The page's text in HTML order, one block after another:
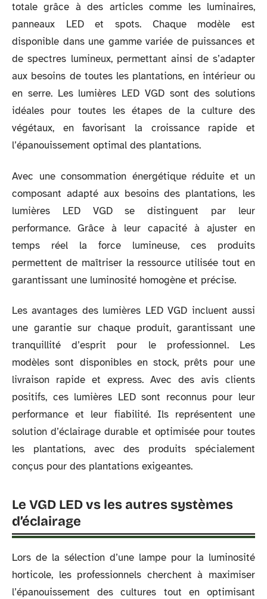
totale grâce à des articles comme les luminaires,
panneaux LED et spots. Chaque modèle est
disponible dans une gamme variée de puissances et
de spectres lumineux, permettant ainsi de s’adapter
aux besoins de toutes les plantations, en intérieur ou
en serre. Les lumières LED VGD sont des solutions
idéales pour toutes les étapes de la culture des
végétaux, en favorisant la croissance rapide et
l’épanouissement optimal des plantations.
Avec une consommation énergétique réduite et un
composant adapté aux besoins des plantations, les
lumières LED VGD se distinguent par leur
performance. Grâce à leur capacité à ajuster en
temps réel la force lumineuse, ces produits
permettent de maîtriser la ressource utilisée tout en
garantissant une luminosité homogène et précise.
Les avantages des lumières LED VGD incluent aussi
une garantie sur chaque produit, garantissant une
tranquillité d’esprit pour le professionnel. Les
modèles sont disponibles en stock, prêts pour une
livraison rapide et express. Avec des avis clients
positifs, ces lumières LED sont reconnus pour leur
performance et leur fiabilité. Ils représentent une
solution d’éclairage durable et optimisée pour toutes
les plantations, avec des produits spécialement
conçus pour des plantations exigeantes.
Le VGD LED vs les autres systèmes
d’éclairage
Lors de la sélection d’une lampe pour la luminosité
horticole, les professionnels cherchent à maximiser
l’épanouissement des cultures tout en optimisant